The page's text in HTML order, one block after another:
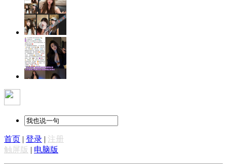
首页 | 登录 | 注册
触屏版 | 电脑版